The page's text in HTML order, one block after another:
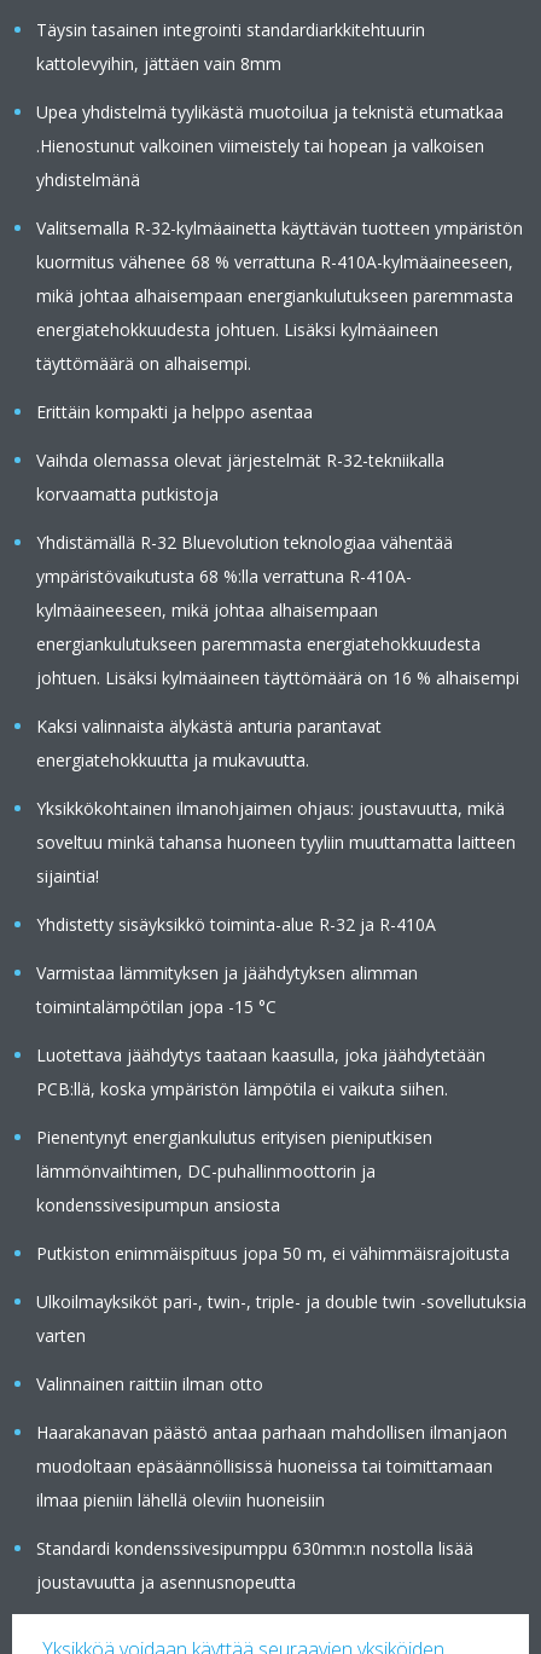
Täysin tasainen integrointi standardiarkkitehtuurin
kattolevyihin, jättäen vain 8mm
Upea yhdistelmä tyylikästä muotoilua ja teknistä etumatkaa
.Hienostunut valkoinen viimeistely tai hopean ja valkoisen
yhdistelmänä
Valitsemalla R-32-kylmäainetta käyttävän tuotteen ympäristön
kuormitus vähenee 68 % verrattuna R-410A-kylmäaineeseen,
mikä johtaa alhaisempaan energiankulutukseen paremmasta
energiatehokkuudesta johtuen. Lisäksi kylmäaineen
täyttömäärä on alhaisempi.
Erittäin kompakti ja helppo asentaa
Vaihda olemassa olevat järjestelmät R-32-tekniikalla
korvaamatta putkistoja
Yhdistämällä R-32 Bluevolution teknologiaa vähentää
ympäristövaikutusta 68 %:lla verrattuna R-410A-
kylmäaineeseen, mikä johtaa alhaisempaan
energiankulutukseen paremmasta energiatehokkuudesta
johtuen. Lisäksi kylmäaineen täyttömäärä on 16 % alhaisempi
Kaksi valinnaista älykästä anturia parantavat
energiatehokkuutta ja mukavuutta.
Yksikkökohtainen ilmanohjaimen ohjaus: joustavuutta, mikä
soveltuu minkä tahansa huoneen tyyliin muuttamatta laitteen
sijaintia!
Yhdistetty sisäyksikkö toiminta-alue R-32 ja R-410A
Varmistaa lämmityksen ja jäähdytyksen alimman
toimintalämpötilan jopa -15 °C
Luotettava jäähdytys taataan kaasulla, joka jäähdytetään
PCB:llä, koska ympäristön lämpötila ei vaikuta siihen.
Pienentynyt energiankulutus erityisen pieniputkisen
lämmönvaihtimen, DC-puhallinmoottorin ja
kondenssivesipumpun ansiosta
Putkiston enimmäispituus jopa 50 m, ei vähimmäisrajoitusta
Ulkoilmayksiköt pari-, twin-, triple- ja double twin -sovellutuksia
varten
Valinnainen raittiin ilman otto
Haarakanavan päästö antaa parhaan mahdollisen ilmanjaon
muodoltaan epäsäännöllisissä huoneissa tai toimittamaan
ilmaa pieniin lähellä oleviin huoneisiin
Standardi kondenssivesipumppu 630mm:n nostolla lisää
joustavuutta ja asennusnopeutta